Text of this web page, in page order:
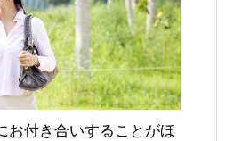
お付き合いすることがほ